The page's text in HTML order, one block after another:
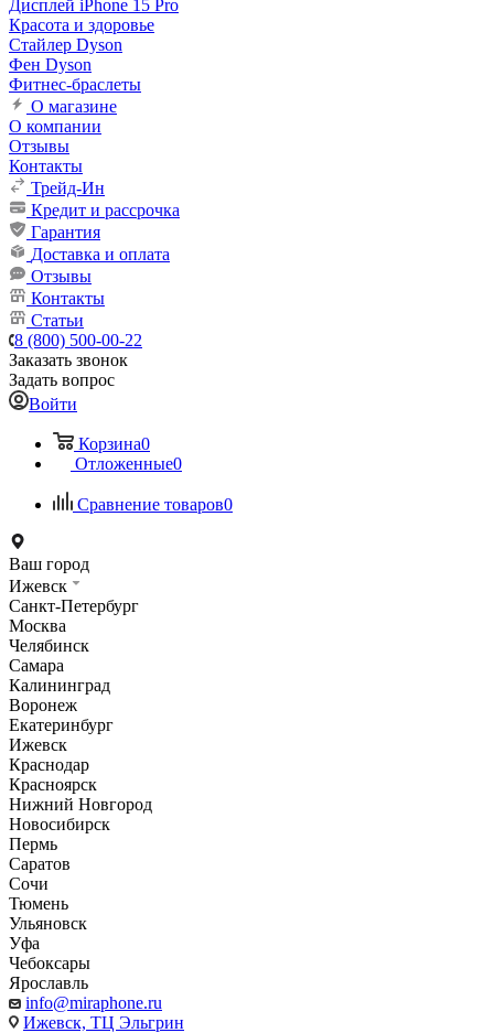
Дисплей iPhone 15 Pro
Красота и здоровье
Стайлер Dyson
Фен Dyson
Фитнес-браслеты
О магазине
О компании
Отзывы
Контакты
Трейд-Ин
Кредит и рассрочка
Гарантия
Доставка и оплата
Отзывы
Контакты
Статьи
8 (800) 500-00-22
Заказать звонок
Задать вопрос
Войти
Корзина0
Отложенные0
Сравнение товаров0
Ваш город
Ижевск
Санкт-Петербург
Москва
Челябинск
Самара
Калининград
Воронеж
Екатеринбург
Ижевск
Краснодар
Красноярск
Нижний Новгород
Новосибирск
Пермь
Саратов
Сочи
Тюмень
Ульяновск
Уфа
Чебоксары
Ярославль
info@miraphone.ru
Ижевск, ТЦ Эльгрин